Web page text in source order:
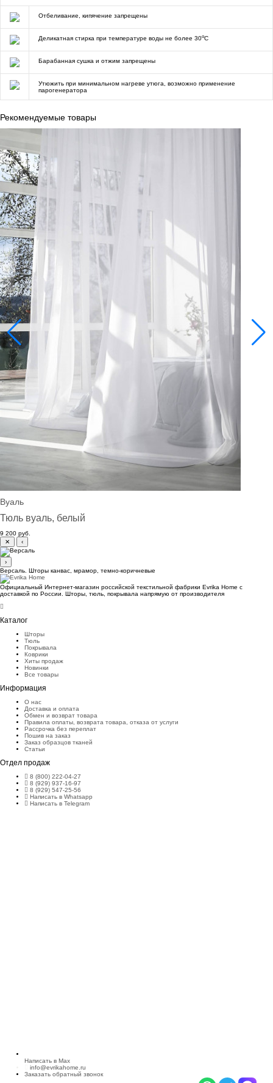
Отбеливание, кипячение запрещены
Деликатная стирка при температуре воды не более 30oC
Барабанная сушка и отжим запрещены
Утюжить при минимальном нагреве утюга, возможно применение
парогенератора
Рекомендуемые товары
Вуаль
Тюль вуаль, белый
9 200 руб.
✕
‹
›
Версаль. Шторы канвас, мрамор, темно-коричневые
Официальный Интернет-магазин российской текстильной фабрики Evrika Home c
доставкой по России. Шторы, тюль, покрывала напрямую от производителя
Каталог
Шторы
Тюль
Покрывала
Коврики
Хиты продаж
Новинки
Все товары
Информация
О нас
Доставка и оплата
Обмен и возврат товара
Правила оплаты, возврата товара, отказа от услуги
Рассрочка без переплат
Пошив на заказ
Заказ образцов тканей
Статьи
Отдел продаж
8 (800) 222-04-27
8 (929) 937-16-97
8 (929) 547-25-56
Написать в Whatsapp
Написать в Telegram
Написать в Max
info@evrikahome.ru
Заказать обратный звонок